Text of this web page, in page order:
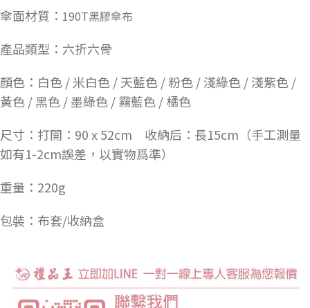
傘面材質： 190T黑膠傘布
產品類型： 六折六骨
顏色： 白色 / 米白色 / 天藍色 / 粉色 / 淺綠色 / 淺紫色 /
黃色 / 黑色 / 墨綠色 / 霧藍色 / 橘色
尺寸： 打開：90 x 52cm 收納后：長15cm（手工測量
如有1-2cm誤差，以實物爲準）
重量： 220g
包裝： 布套/收納盒